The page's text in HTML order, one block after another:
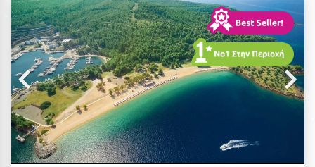
Αιδηψός
Αλεξανδρούπολη
Αλισσός Αχαΐας
Αλόννησος
Αμαλιάδα
Αμάρυνθος
ΤΎΠΟΣ ΔΙΑΤΡΟΦΉΣ
Διαμονή Μόνο
Πρωινό
Ημιδιατροφή
Ημιδιατροφή + Ποτά
Πλήρης Διατροφή